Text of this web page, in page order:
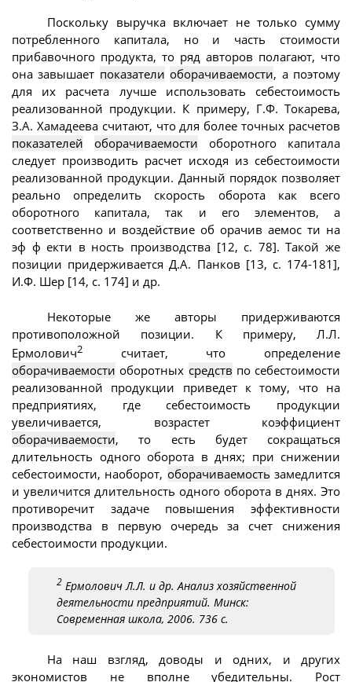
Поскольку выручка включает не только сумму
потребленного капитала, но и часть стоимости
прибавочного продукта, то ряд авторов полагают, что
она завышает показатели оборачиваемости, а поэтому
для их расчета лучше использовать себестоимость
реализованной продукции. К примеру, Г.Ф. Токарева,
З.А. Хамадеева считают, что для более точных расчетов
показателей
оборачиваемости оборотного капитала
следует производить расчет исходя из себестоимости
реализованной продукции. Данный порядок позволяет
реально определить скорость оборота как всего
оборотного капитала, так и его элементов, а
соответственно и воздействие об орачив аемос ти на
эф ф екти в ность производства [12, с. 78]. Такой же
позиции придерживается Д.А. Панков [13, с. 174-181],
И.Ф. Шер [14, с. 174] и др.
Некоторые же авторы придерживаются
противоположной позиции. К примеру, Л.Л.
Ермолович2 считает, что определение
оборачиваемости оборотных средств по себестоимости
реализованной продукции приведет к тому, что на
предприятиях, где себестоимость продукции
увеличивается, возрастет коэффициент
оборачиваемости, то есть будет сокращаться
длительность одного оборота в днях; при снижении
себестоимости, наоборот, оборачиваемость замедлится
и увеличится длительность одного оборота в днях. Это
противоречит задаче повышения эффективности
производства в первую очередь за счет снижения
себестоимости продукции.
2 Ермолович Л.Л. и др. Анализ хозяйственной
деятельности предприятий. Минск:
Современная школа, 2006. 736 с.
На наш взгляд, доводы и одних, и других
экономистов не вполне убедительны. Рост